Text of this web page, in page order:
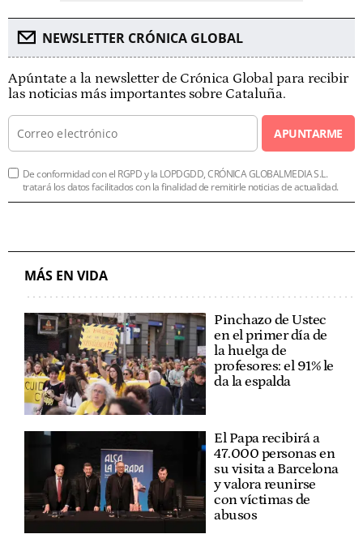
NEWSLETTER CRÓNICA GLOBAL
Apúntate a la newsletter de Crónica Global para recibir
las noticias más importantes sobre Cataluña.
APUNTARME
De conformidad con el RGPD y la LOPDGDD, CRÓNICA GLOBALMEDIA S.L.
tratará los datos facilitados con la finalidad de remitirle noticias de actualidad.
MÁS EN VIDA
Pinchazo de Ustec
en el primer día de
la huelga de
profesores: el 91% le
da la espalda
El Papa recibirá a
47.000 personas en
su visita a Barcelona
y valora reunirse
con víctimas de
abusos